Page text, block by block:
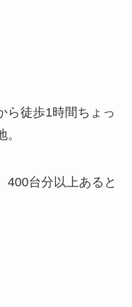
ら徒歩1時間ちょっ
400台分以上あると